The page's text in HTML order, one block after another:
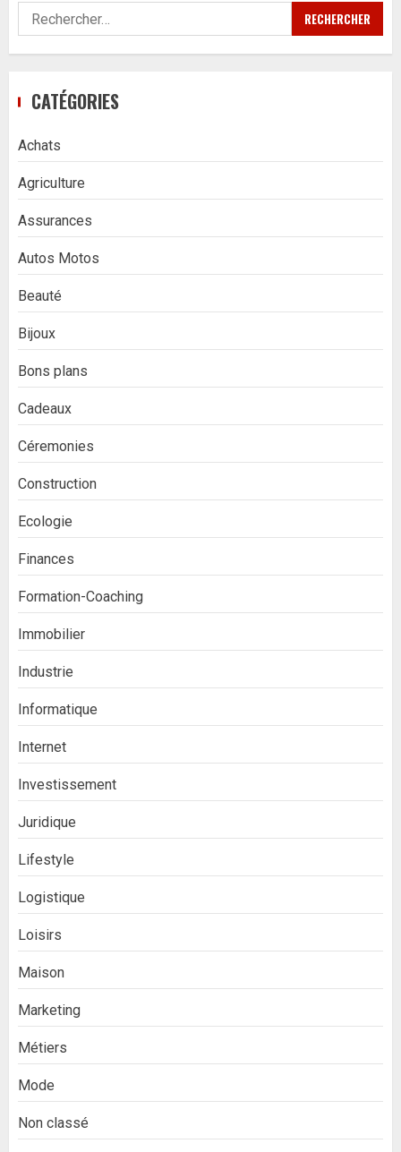
Rechercher :
CATÉGORIES
Achats
Agriculture
Assurances
Autos Motos
Beauté
Bijoux
Bons plans
Cadeaux
Céremonies
Construction
Ecologie
Finances
Formation-Coaching
Immobilier
Industrie
Informatique
Internet
Investissement
Juridique
Lifestyle
Logistique
Loisirs
Maison
Marketing
Métiers
Mode
Non classé